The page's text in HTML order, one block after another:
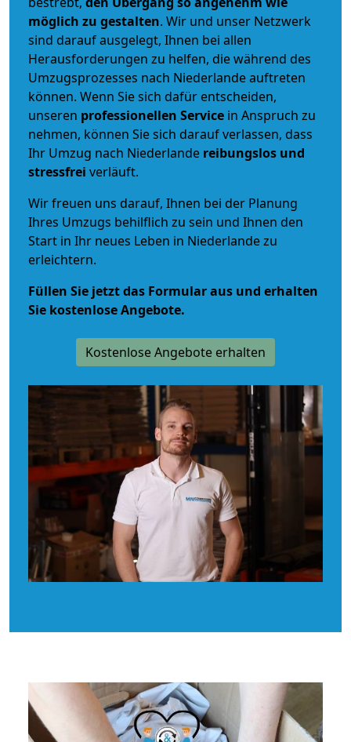
möglich zu gestalten. Wir und unser Netzwerk
sind darauf ausgelegt, Ihnen bei allen
Herausforderungen zu helfen, die während des
Umzugsprozesses nach Niederlande auftreten
können. Wenn Sie sich dafür entscheiden,
unseren professionellen Service in Anspruch zu
nehmen, können Sie sich darauf verlassen, dass
Ihr Umzug nach Niederlande reibungslos und
stressfrei verläuft.
Wir freuen uns darauf, Ihnen bei der Planung
Ihres Umzugs behilflich zu sein und Ihnen den
Start in Ihr neues Leben in Niederlande zu
erleichtern.
Füllen Sie jetzt das Formular aus und erhalten
Sie kostenlose Angebote.
Kostenlose Angebote erhalten